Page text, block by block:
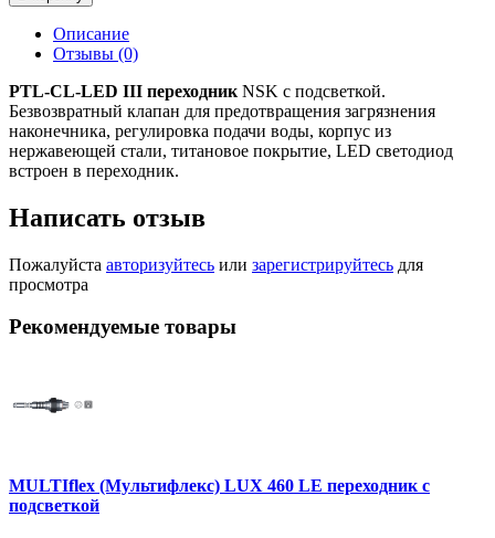
Описание
Отзывы (0)
PTL-CL-LED III переходник NSK с подсветкой.
Безвозвратный клапан для предотвращения загрязнения
наконечника, регулировка подачи воды, корпус из
нержавеющей стали, титановое покрытие, LED светодиод
встроен в переходник.
Написать отзыв
Пожалуйста авторизуйтесь или зарегистрируйтесь для
просмотра
Рекомендуемые товары
MULTIflex (Мультифлекс) LUX 460 LE переходник с
подсветкой